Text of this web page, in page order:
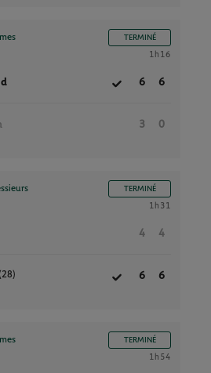
TERMINÉ
1h16
6 6
3 0
TERMINÉ
1h31
4 4
(28) 6 6
TERMINÉ
1h54